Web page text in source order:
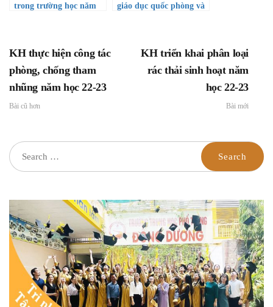
trong trường học năm
giáo dục quốc phòng và
KH thực hiện công tác
phòng, chống tham
nhũng năm học 22-23
Bài cũ hơn
KH triển khai phân loại
rác thải sinh hoạt năm
học 22-23
Bài mới